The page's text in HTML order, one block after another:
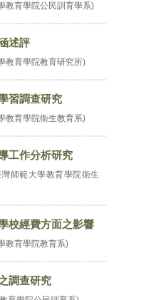
教育學院公民訓育學系)
述評
教育學院教育研究所)
習調查研究
教育學院衛生教育系)
工作分析研究
師範大學教育學院衛生
校經費方面之影響
教育學院教育系)
調查研究